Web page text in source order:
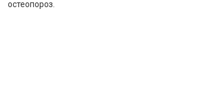
остеопороз.